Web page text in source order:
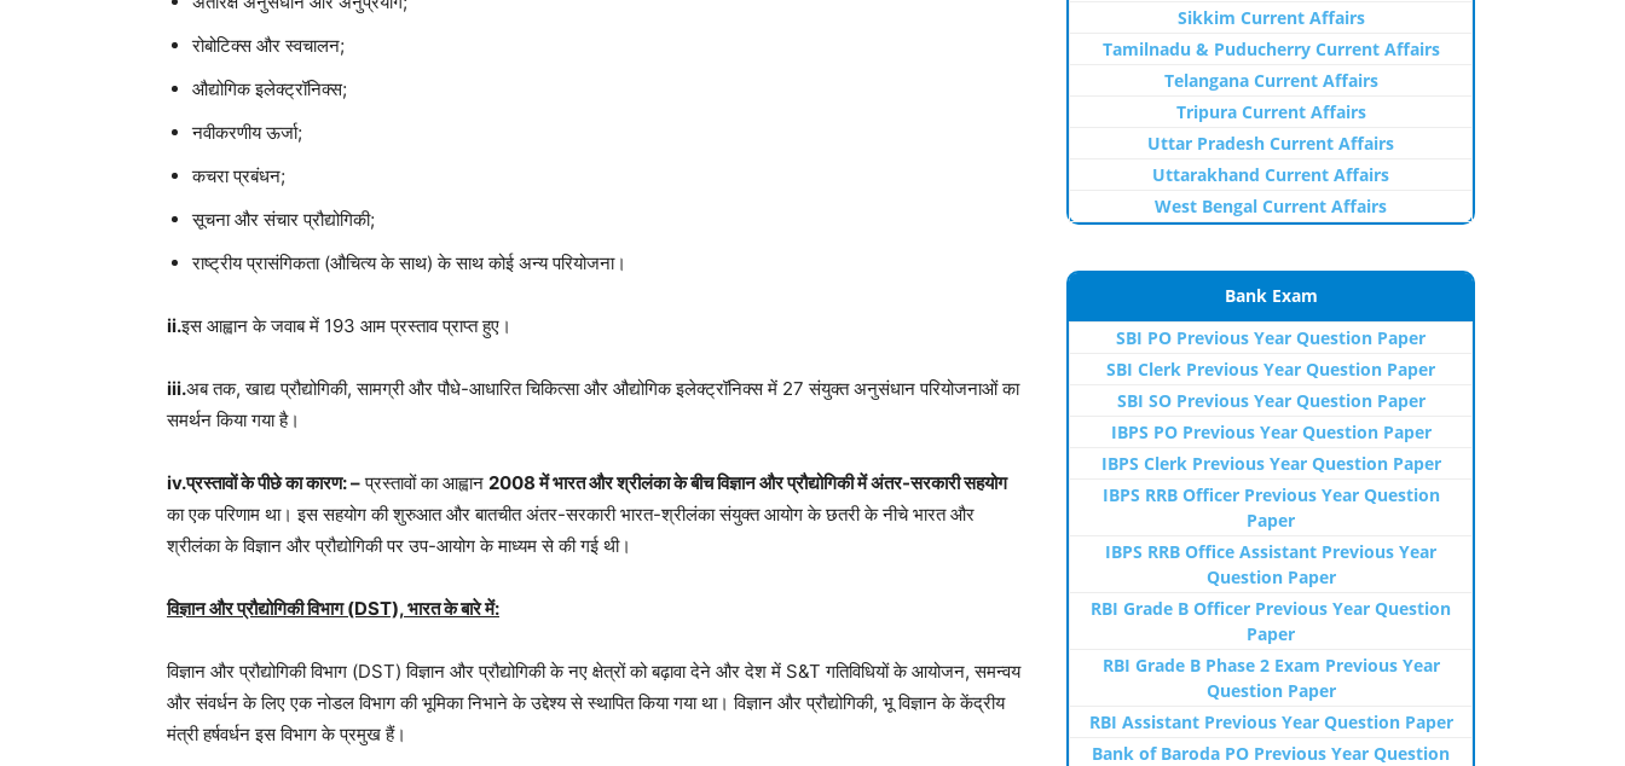
रोबोटिक्स और स्वचालन;
औद्योगिक इलेक्ट्रॉनिक्स;
नवीकरणीय ऊर्जा;
कचरा प्रबंधन;
सूचना और संचार प्रौद्योगिकी;
राष्ट्रीय प्रासंगिकता (औचित्य के साथ) के साथ कोई अन्य परियोजना।
ii.इस आह्वान के जवाब में 193 आम प्रस्ताव प्राप्त हुए।
iii.अब तक, खाद्य प्रौद्योगिकी, सामग्री और पौधे-आधारित चिकित्सा और औद्योगिक इलेक्ट्रॉनिक्स में 27 संयुक्त अनुसंधान परियोजनाओं का
समर्थन किया गया है।
iv.प्रस्तावों के पीछे का कारण: –प्रस्तावों का आह्वान 2008 में भारत और श्रीलंका के बीच विज्ञान और प्रौद्योगिकी में अंतर-सरकारी सहयोग
का एक परिणाम था। इस सहयोग की शुरुआत और बातचीत अंतर-सरकारी भारत-श्रीलंका संयुक्त आयोग के छतरी के नीचे भारत और
श्रीलंका के विज्ञान और प्रौद्योगिकी पर उप-आयोग के माध्यम से की गई थी।
विज्ञान और प्रौद्योगिकी विभाग (DST), भारत के बारे में:
विज्ञान और प्रौद्योगिकी विभाग (DST) विज्ञान और प्रौद्योगिकी के नए क्षेत्रों को बढ़ावा देने और देश में S&T गतिविधियों के आयोजन, समन्वय
और संवर्धन के लिए एक नोडल विभाग की भूमिका निभाने के उद्देश्य से स्थापित किया गया था। विज्ञान और प्रौद्योगिकी, भू विज्ञान के केंद्रीय
मंत्री हर्षवर्धन इस विभाग के प्रमुख हैं।
Sikkim Current Affairs
Tamilnadu & Puducherry Current Affairs
Telangana Current Affairs
Tripura Current Affairs
Uttar Pradesh Current Affairs
Uttarakhand Current Affairs
West Bengal Current Affairs
Bank Exam
SBI PO Previous Year Question Paper
SBI Clerk Previous Year Question Paper
SBI SO Previous Year Question Paper
IBPS PO Previous Year Question Paper
IBPS Clerk Previous Year Question Paper
IBPS RRB Officer Previous Year Question
Paper
IBPS RRB Office Assistant Previous Year
Question Paper
RBI Grade B Officer Previous Year Question
Paper
RBI Grade B Phase 2 Exam Previous Year
Question Paper
RBI Assistant Previous Year Question Paper
Bank of Baroda PO Previous Year Question